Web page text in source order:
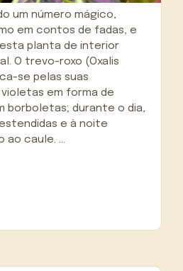
um número mágico,
em contos de fadas, e
planta de interior
O trevo-roxo (Oxalis
se pelas suas
em forma de
borboletas; durante o dia,
e à noite
ao caule. …